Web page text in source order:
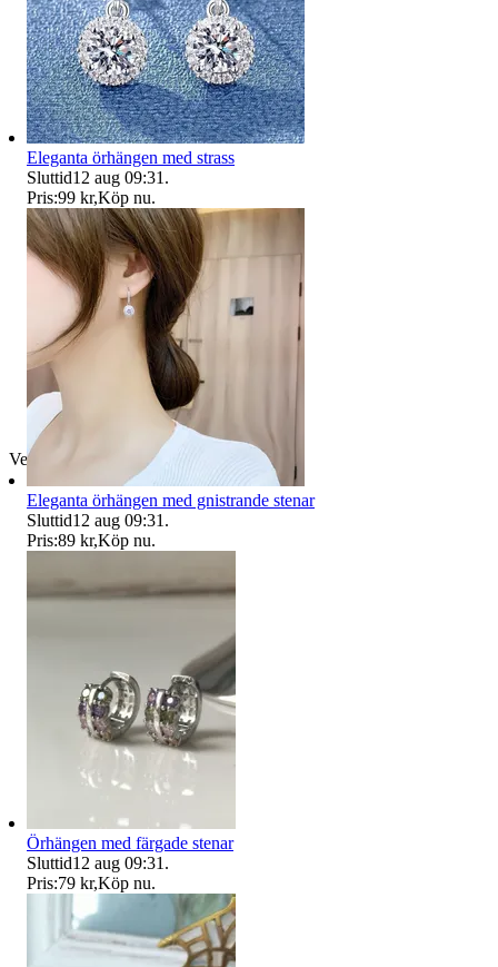
Verifierad
Eleganta örhängen med strass
Sluttid12 aug 09:31 .
Pris:99 kr,Köp nu.
Eleganta örhängen med gnistrande stenar
Sluttid12 aug 09:31 .
Pris:89 kr,Köp nu.
Örhängen med färgade stenar
Sluttid12 aug 09:31 .
Pris:79 kr,Köp nu.